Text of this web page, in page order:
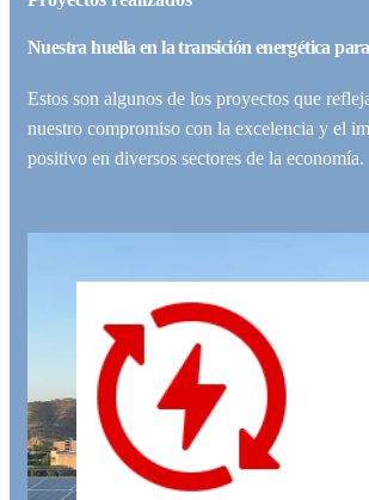
Nuestra huella en la transición energética
Estos son algunos de los proyectos que
nuestro compromiso con la excelencia y el
positivo en diversos sectores de la economía.